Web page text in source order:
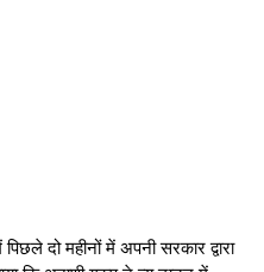
दो महीनों में अपनी सरकार द्वारा